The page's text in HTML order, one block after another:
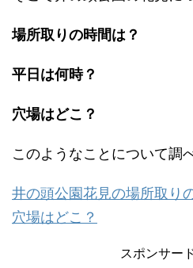
場所取りの時間は？
平日は何時？
穴場はどこ？
このようなことについて調
井の頭公園花見の場所取り
穴場はどこ？
スポンサー